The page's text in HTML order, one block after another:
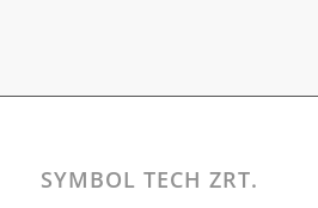
SYMBOL TECH ZRT.